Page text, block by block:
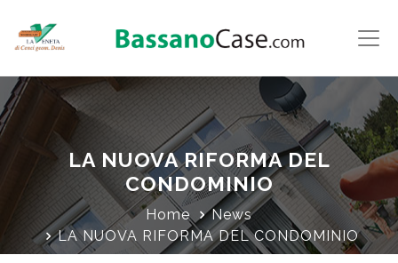
LA NUOVA RIFORMA DEL
CONDOMINIO
Home
News
LA NUOVA RIFORMA DEL CONDOMINIO